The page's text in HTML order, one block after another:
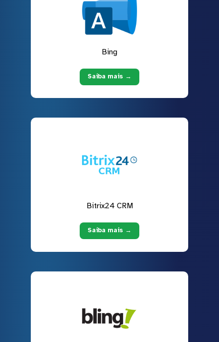
Bing
Saiba mais →
Bitrix24 CRM
Saiba mais →